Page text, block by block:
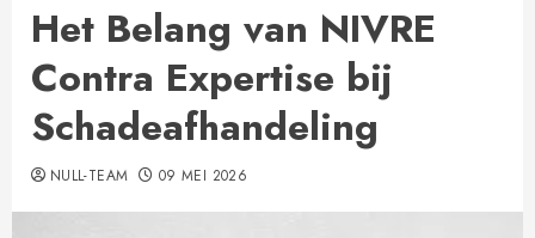
Het Belang van NIVRE
Contra Expertise bij
Schadeafhandeling
NULL-TEAM 09 MEI 2026